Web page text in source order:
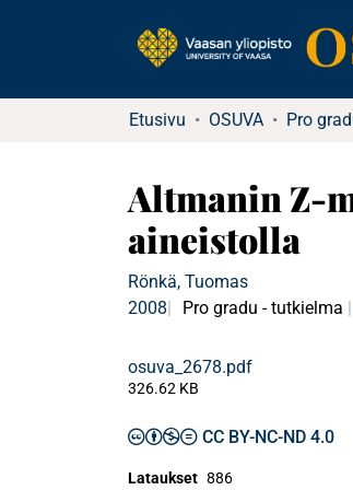
Etusivu OSUVA
Altmanin Z-
aineistolla
Rönkä, Tuomas
2008
Pro gradu - tutkielma
osuva_2678.pdf
326.62 KB
CC BY-NC-ND 4.0
Lataukset 886